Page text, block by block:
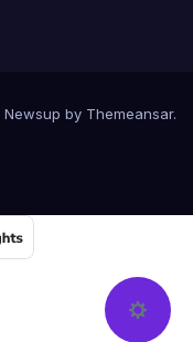
Newsup by Themeansar.